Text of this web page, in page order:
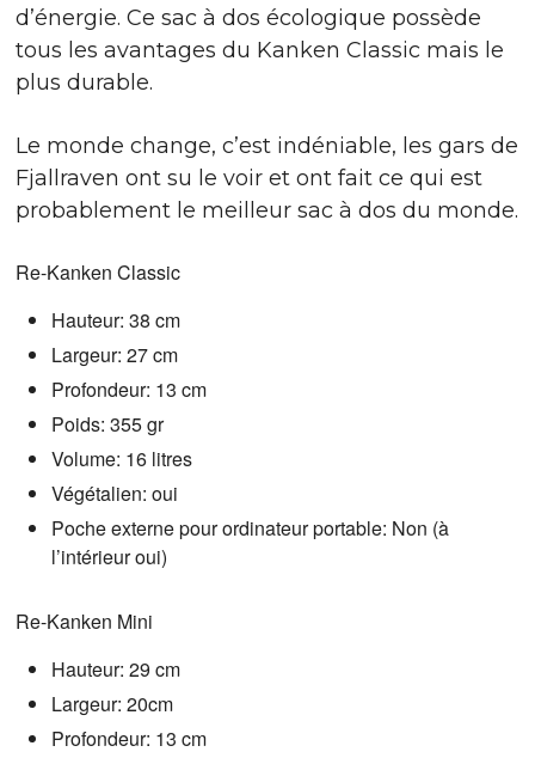
d’énergie. Ce sac à dos écologique possède
tous les avantages du Kanken Classic mais le
plus durable.
Le monde change, c’est indéniable, les gars de
Fjallraven ont su le voir et ont fait ce qui est
probablement le meilleur sac à dos du monde.
Re-Kanken Classic
Hauteur: 38 cm
Largeur: 27 cm
Profondeur: 13 cm
Poids: 355 gr
Volume: 16 litres
Végétalien: oui
Poche externe pour ordinateur portable: Non (à
l’intérieur oui)
Re-Kanken Mini
Hauteur: 29 cm
Largeur: 20cm
Profondeur: 13 cm